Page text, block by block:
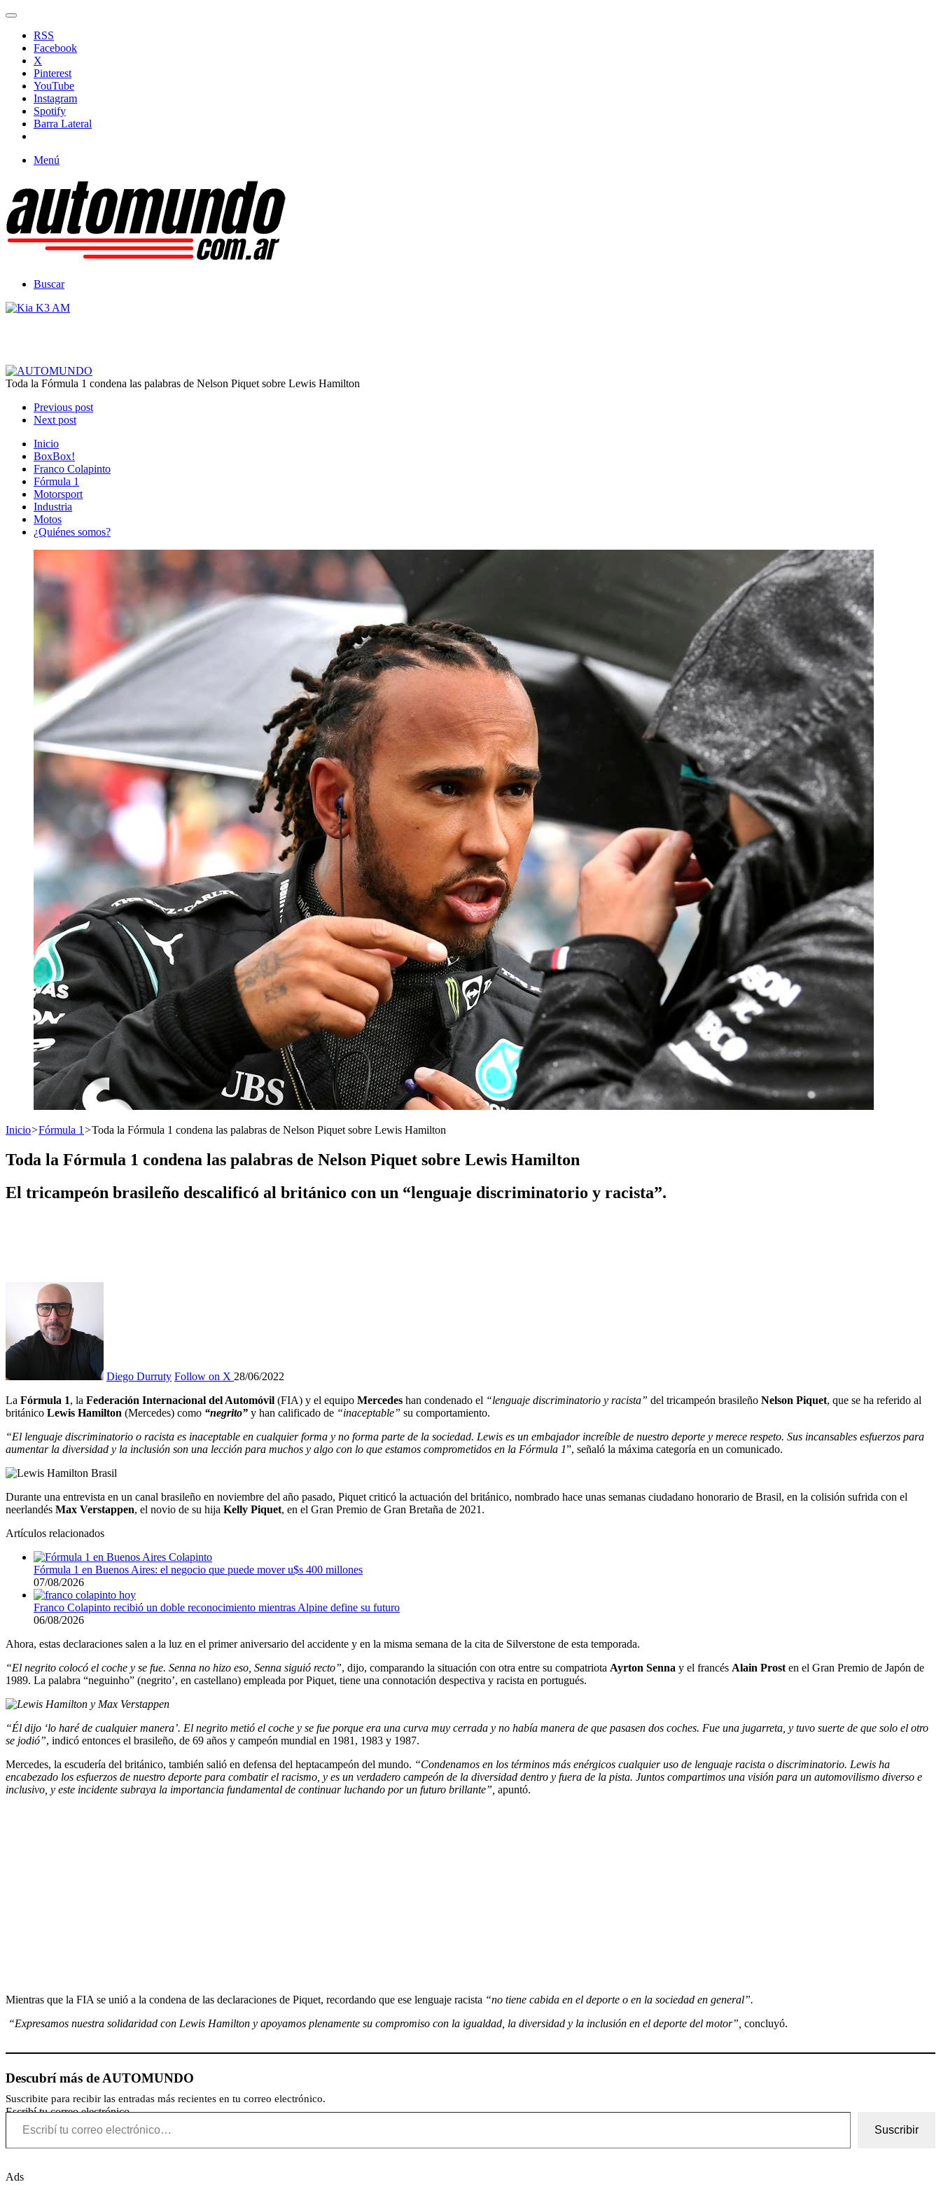
RSS
Facebook
X
Pinterest
YouTube
Instagram
Spotify
Barra Lateral
Menú
Buscar
Toda la Fórmula 1 condena las palabras de Nelson Piquet sobre Lewis Hamilton
Previous post
Next post
Inicio
BoxBox!
Franco Colapinto
Fórmula 1
Motorsport
Industria
Motos
¿Quiénes somos?
Inicio>Fórmula 1 >Toda la Fórmula 1 condena las palabras de Nelson Piquet sobre Lewis Hamilton
Toda la Fórmula 1 condena las palabras de Nelson Piquet sobre Lewis Hamilton
El tricampeón brasileño descalificó al británico con un “lenguaje discriminatorio y racista”.
Diego Durruty Follow on X 28/06/2022
La Fórmula 1, la Federación Internacional del Automóvil (FIA) y el equipo Mercedes han condenado el “lenguaje discriminatorio y racista” del tricampeón brasileño Nelson Piquet, que se ha referido al
británico Lewis Hamilton (Mercedes) como “negrito” y han calificado de “inaceptable” su comportamiento.
“El lenguaje discriminatorio o racista es inaceptable en cualquier forma y no forma parte de la sociedad. Lewis es un embajador increíble de nuestro deporte y merece respeto. Sus incansables esfuerzos para
aumentar la diversidad y la inclusión son una lección para muchos y algo con lo que estamos comprometidos en la Fórmula 1”, señaló la máxima categoría en un comunicado.
Durante una entrevista en un canal brasileño en noviembre del año pasado, Piquet criticó la actuación del británico, nombrado hace unas semanas ciudadano honorario de Brasil, en la colisión sufrida con el
neerlandés Max Verstappen, el novio de su hija Kelly Piquet, en el Gran Premio de Gran Bretaña de 2021.
Artículos relacionados
Fórmula 1 en Buenos Aires: el negocio que puede mover u$s 400 millones
07/08/2026
Franco Colapinto recibió un doble reconocimiento mientras Alpine define su futuro
06/08/2026
Ahora, estas declaraciones salen a la luz en el primer aniversario del accidente y en la misma semana de la cita de Silverstone de esta temporada.
“El negrito colocó el coche y se fue. Senna no hizo eso, Senna siguió recto”, dijo, comparando la situación con otra entre su compatriota Ayrton Senna y el francés Alain Prost en el Gran Premio de Japón de
1989. La palabra “neguinho” (negrito’, en castellano) empleada por Piquet, tiene una connotación despectiva y racista en portugués.
“Él dijo ‘lo haré de cualquier manera’. El negrito metió el coche y se fue porque era una curva muy cerrada y no había manera de que pasasen dos coches. Fue una jugarreta, y tuvo suerte de que solo el otro
se jodió”, indicó entonces el brasileño, de 69 años y campeón mundial en 1981, 1983 y 1987.
Mercedes, la escudería del británico, también salió en defensa del heptacampeón del mundo. “Condenamos en los términos más enérgicos cualquier uso de lenguaje racista o discriminatorio. Lewis ha
encabezado los esfuerzos de nuestro deporte para combatir el racismo, y es un verdadero campeón de la diversidad dentro y fuera de la pista. Juntos compartimos una visión para un automovilismo diverso e
inclusivo, y este incidente subraya la importancia fundamental de continuar luchando por un futuro brillante”, apuntó.
Mientras que la FIA se unió a la condena de las declaraciones de Piquet, recordando que ese lenguaje racista “no tiene cabida en el deporte o en la sociedad en general”.
“Expresamos nuestra solidaridad con Lewis Hamilton y apoyamos plenamente su compromiso con la igualdad, la diversidad y la inclusión en el deporte del motor”, concluyó.
Descubrí más de AUTOMUNDO
Suscribite para recibir las entradas más recientes en tu correo electrónico.
Escribí tu correo electrónico…
Suscribir
Ads